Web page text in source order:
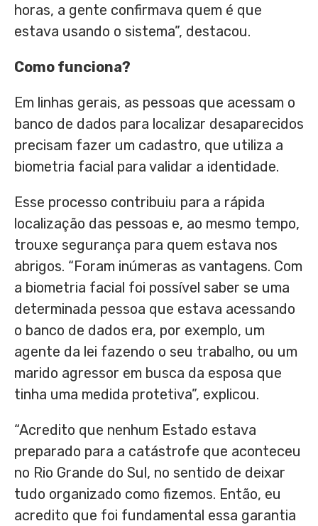
horas, a gente confirmava quem é que
estava usando o sistema”, destacou.
Como funciona?
Em linhas gerais, as pessoas que acessam o
banco de dados para localizar desaparecidos
precisam fazer um cadastro, que utiliza a
biometria facial para validar a identidade.
Esse processo contribuiu para a rápida
localização das pessoas e, ao mesmo tempo,
trouxe segurança para quem estava nos
abrigos. “Foram inúmeras as vantagens. Com
a biometria facial foi possível saber se uma
determinada pessoa que estava acessando
o banco de dados era, por exemplo, um
agente da lei fazendo o seu trabalho, ou um
marido agressor em busca da esposa que
tinha uma medida protetiva”, explicou.
“Acredito que nenhum Estado estava
preparado para a catástrofe que aconteceu
no Rio Grande do Sul, no sentido de deixar
tudo organizado como fizemos. Então, eu
acredito que foi fundamental essa garantia